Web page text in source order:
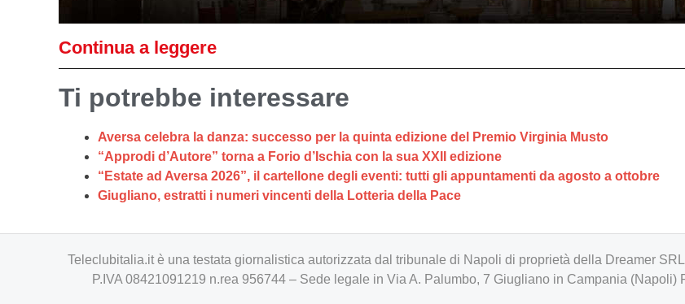
Continua a leggere
Ti potrebbe interessare
Aversa celebra la danza: successo per la quinta edizione del Premio Virginia Musto
“Approdi d’Autore” torna a Forio d’Ischia con la sua XXII edizione
“Estate ad Aversa 2026”, il cartellone degli eventi: tutti gli appuntamenti da agosto a ottobre
Giugliano, estratti i numeri vincenti della Lotteria della Pace
Teleclubitalia.it è una testata giornalistica autorizzata dal tribunale di Napoli di proprietà della Dreamer
P.IVA 08421091219 n.rea 956744 – Sede legale in Via A. Palumbo, 7 Giugliano in Campania (Napoli)